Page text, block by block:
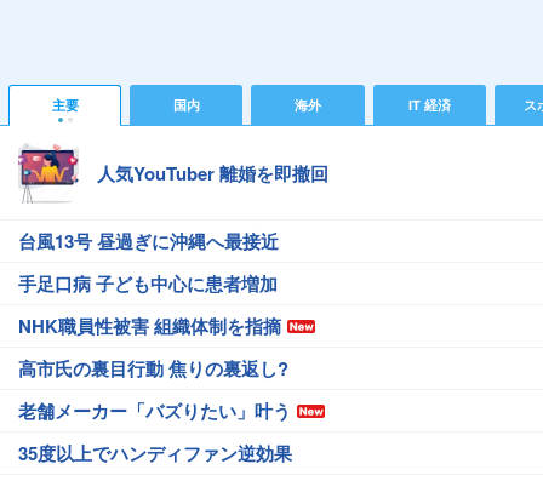
主要 国内 海外 IT 経済 ス
人気YouTuber 離婚を即撤回
台風13号 昼過ぎに沖縄へ最接近
手足口病 子ども中心に患者増加
NHK職員性被害 組織体制を指摘
高市氏の裏目行動 焦りの裏返し?
老舗メーカー「バズりたい」叶う
35度以上でハンディファン逆効果